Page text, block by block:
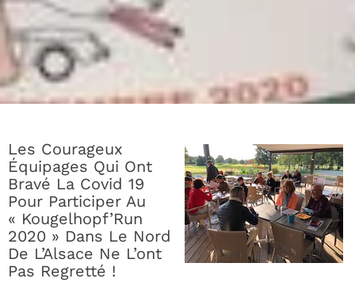
Les Courageux
Équipages Qui Ont
Bravé La Covid 19
Pour Participer Au
« Kougelhopf’Run
2020 » Dans Le Nord
De L’Alsace Ne L’ont
Pas Regretté !